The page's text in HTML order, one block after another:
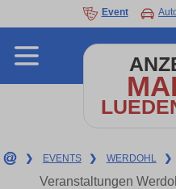
Event
❯ EVENTS ❯ WERDOHL ❯
Veranstaltungen